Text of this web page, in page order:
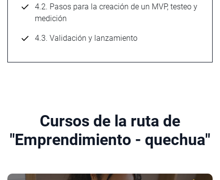
4.2. Pasos para la creación de un MVP, testeo y
medición
4.3. Validación y lanzamiento
Cursos de la ruta de
"Emprendimiento - quechua"